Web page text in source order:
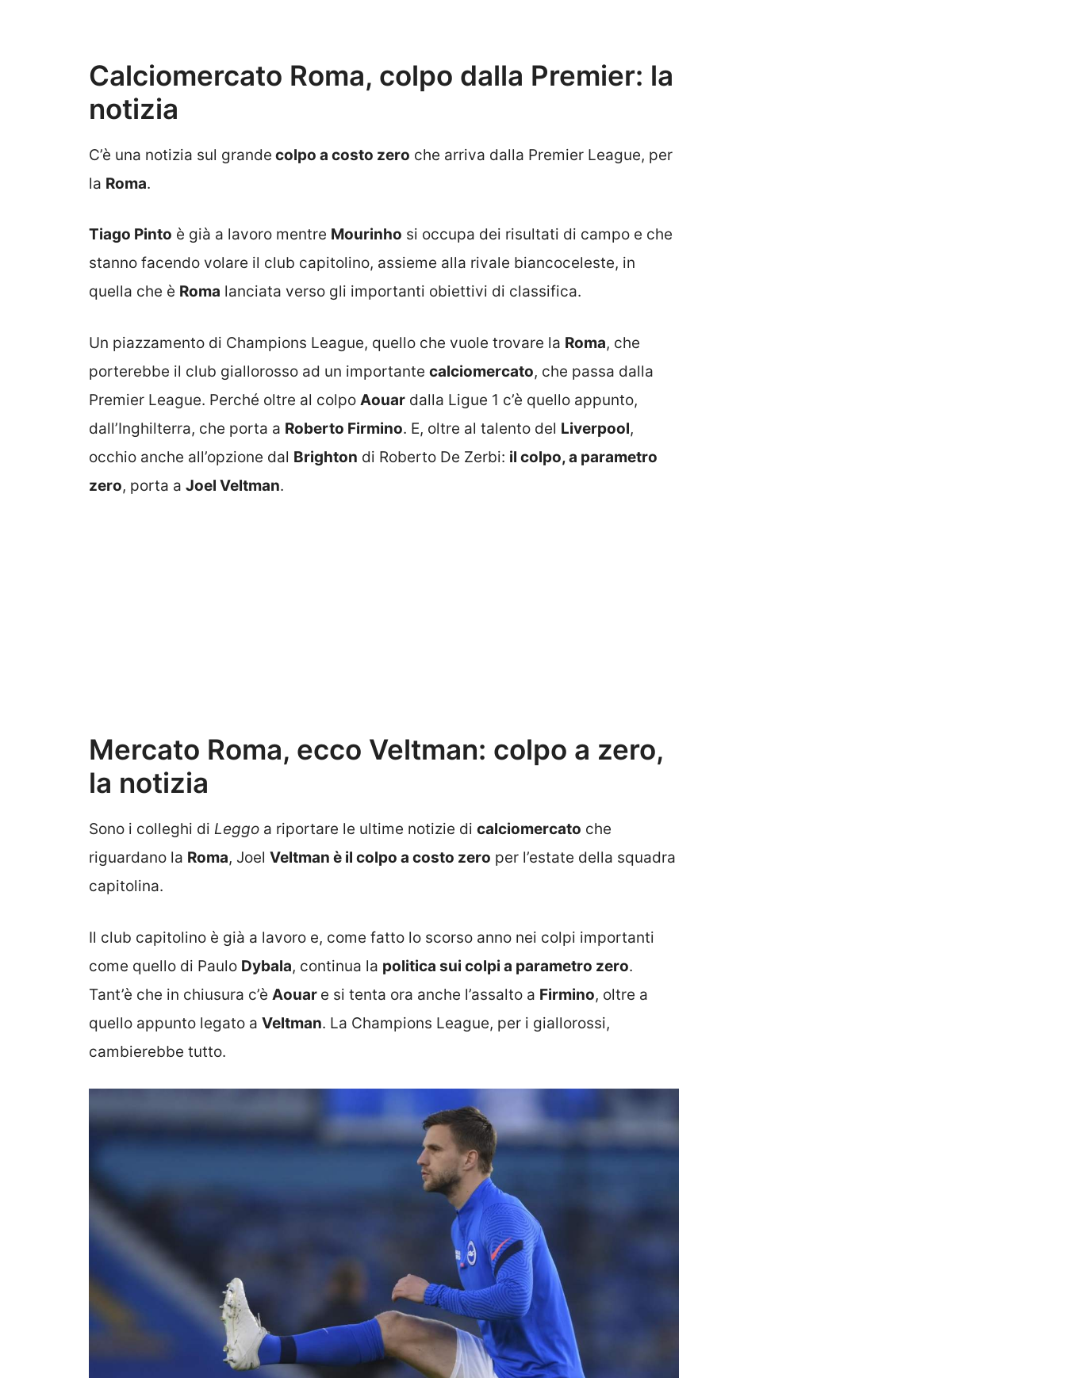
Calciomercato Roma, colpo dalla Premier: la
notizia
C’è una notizia sul grande colpo a costo zero che arriva dalla Premier League, per
la Roma.
Tiago Pinto è già a lavoro mentre Mourinho si occupa dei risultati di campo e che
stanno facendo volare il club capitolino, assieme alla rivale biancoceleste, in
quella che è Roma lanciata verso gli importanti obiettivi di classifica.
Un piazzamento di Champions League, quello che vuole trovare la Roma, che
porterebbe il club giallorosso ad un importante calciomercato, che passa dalla
Premier League. Perché oltre al colpo Aouar dalla Ligue 1 c’è quello appunto,
dall’Inghilterra, che porta a Roberto Firmino. E, oltre al talento del Liverpool,
occhio anche all’opzione dal Brighton di Roberto De Zerbi: il colpo, a parametro
zero, porta a Joel Veltman.
Mercato Roma, ecco Veltman: colpo a zero,
la notizia
Sono i colleghi di Leggo a riportare le ultime notizie di calciomercato che
riguardano la Roma, Joel Veltman è il colpo a costo zero per l’estate della squadra
capitolina.
Il club capitolino è già a lavoro e, come fatto lo scorso anno nei colpi importanti
come quello di Paulo Dybala, continua la politica sui colpi a parametro zero.
Tant’è che in chiusura c’è Aouar e si tenta ora anche l’assalto a Firmino, oltre a
quello appunto legato a Veltman. La Champions League, per i giallorossi,
cambierebbe tutto.